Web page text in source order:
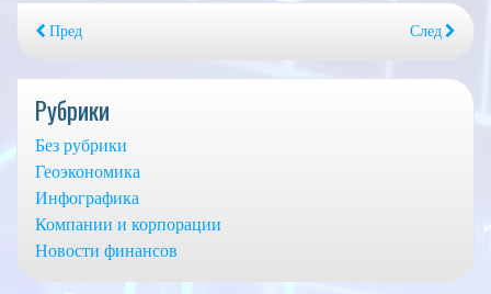
Пред След
Рубрики
Без рубрики
Геоэкономика
Инфографика
Компании и корпорации
Новости финансов